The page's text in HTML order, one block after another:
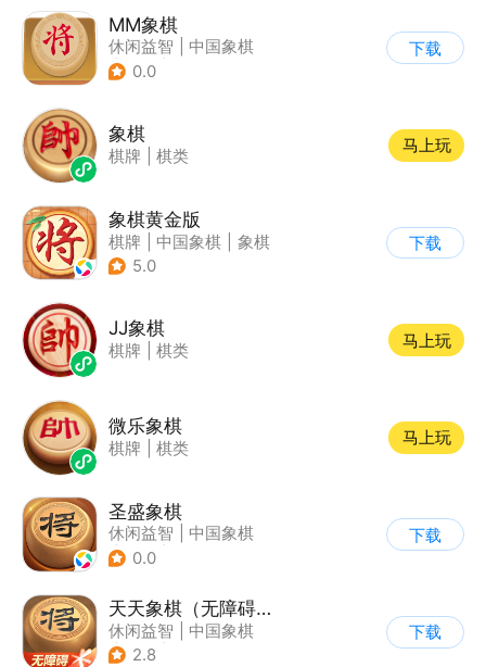
MM象棋
休闲益智
中国象棋
| 解压
0.0
下载
象棋
棋牌 棋类
马上玩
象棋黄金版
棋牌 中国象棋
象棋
5.0
下载
JJ象棋
棋牌 棋类
马上玩
微乐象棋
棋牌 棋类
马上玩
圣盛象棋
休闲益智
中国象棋
| 象棋
0.0
下载
天天象棋（无障碍版）
休闲益智
中国象棋
| 象棋
2.8
下载